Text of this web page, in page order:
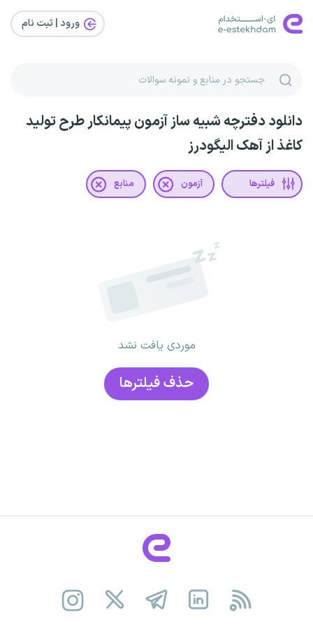
ورود | ثبت‌ نام
دانلود دفترچه شبیه ساز آزمون پیمانکار طرح تولید
کاغذ از آهک الیگودرز
فیلترها آزمون منابع
موردی یافت نشد
حذف فیلتر‌ها